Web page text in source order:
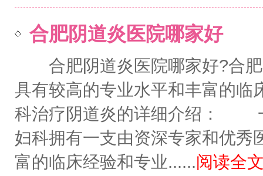
合肥阴道炎医院哪家好
合肥阴道炎医院哪家好?合肥
具有较高的专业水平和丰富的临
科治疗阴道炎的详细介绍：
妇科拥有一支由资深专家和优秀
富的临床经验和专业......阅读全